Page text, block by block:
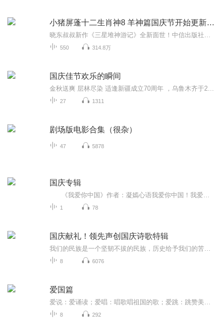
小猪屏蓬十二生肖神8 羊神篇国庆节开始更新啦！
550 314.8万
国庆佳节欢乐的瞬间
27 1311
剧场版电影合集（很杂）
47 5878
国庆专辑
1 78
国庆献礼！领先声创国庆诗歌特辑
8 6076
爱国篇
8 292